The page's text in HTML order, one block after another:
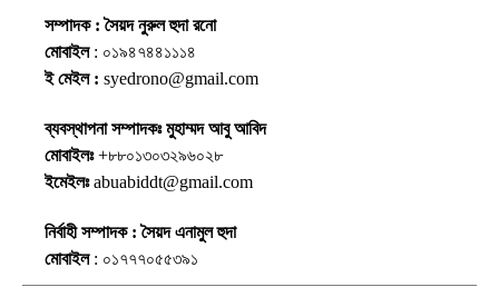
সম্পাদক : সৈয়দ নুরুল হুদা রনো
মোবাইল: ০১৯৪৭৪৪১১১৪
ই মেইল : syedrono@gmail.com
ব্যবস্থাপনা সম্পাদকঃ মুহাম্মদ আবু আবিদ
মোবাইলঃ+৮৮০১৩০৩২৯৬০২৮
ইমেইলঃabuabiddt@gmail.com
নির্বাহী সম্পাদক : সৈয়দ এনামুল হুদা
মোবাইল: ০১৭৭৭০৫৫৩৯১